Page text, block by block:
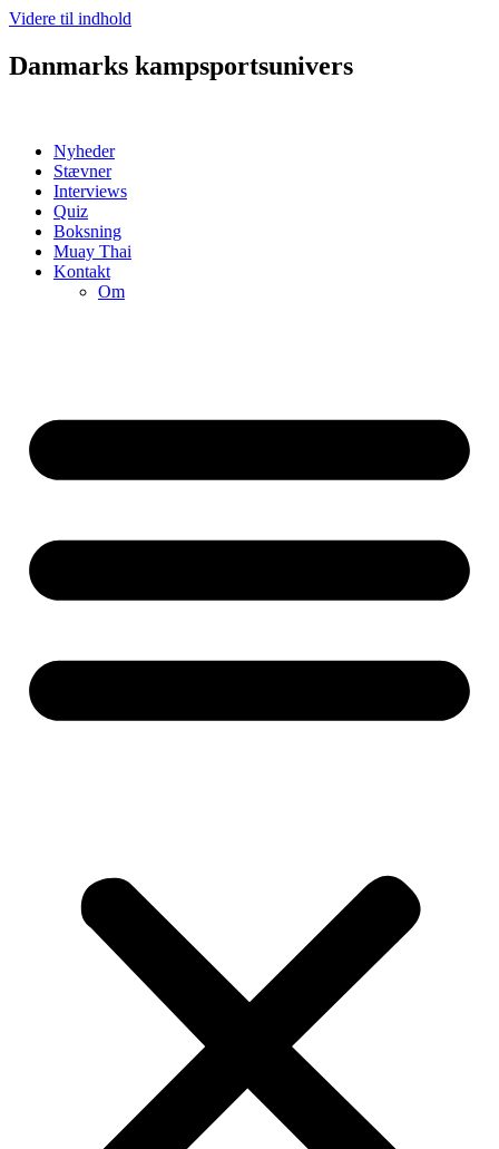
Videre til indhold
Danmarks kampsportsunivers
Nyheder
Stævner
Interviews
Quiz
Boksning
Muay Thai
Kontakt
Om